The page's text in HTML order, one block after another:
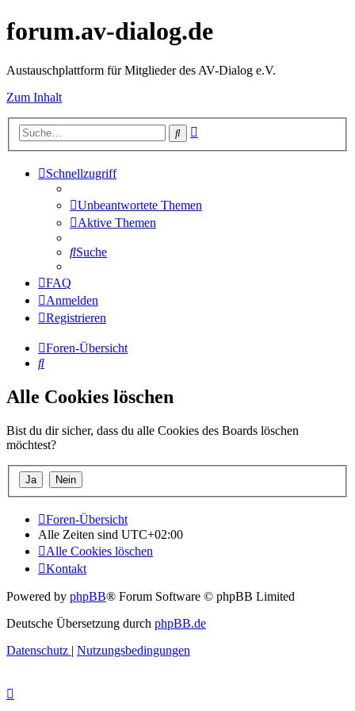
forum.av-dialog.de
Austauschplattform für Mitglieder des AV-Dialog e.V.
Zum Inhalt
Suche
Schnellzugriff
Unbeantwortete Themen
Aktive Themen
Suche
FAQ
Anmelden
Registrieren
Foren-Übersicht
Suche
Alle Cookies löschen
Bist du dir sicher, dass du alle Cookies des Boards löschen
möchtest?
Foren-Übersicht
Alle Zeiten sind UTC+02:00
Alle Cookies löschen
Kontakt
Powered by phpBB® Forum Software © phpBB Limited
Deutsche Übersetzung durch phpBB.de
Datenschutz | Nutzungsbedingungen